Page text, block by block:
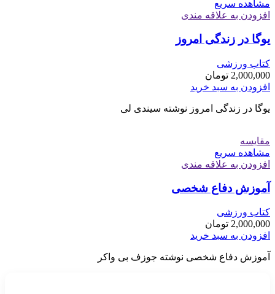
مشاهده سریع
افزودن به علاقه مندی
یوگا در زندگی امروز
کتاب ورزشی
2,000,000 تومان
افزودن به سبد خرید
یوگا در زندگی امروز نوشته سیندی لی
مقایسه
مشاهده سریع
افزودن به علاقه مندی
آموزش دفاع شخصی
کتاب ورزشی
2,000,000 تومان
افزودن به سبد خرید
آموزش دفاع شخصی نوشته جوزف بی واکر